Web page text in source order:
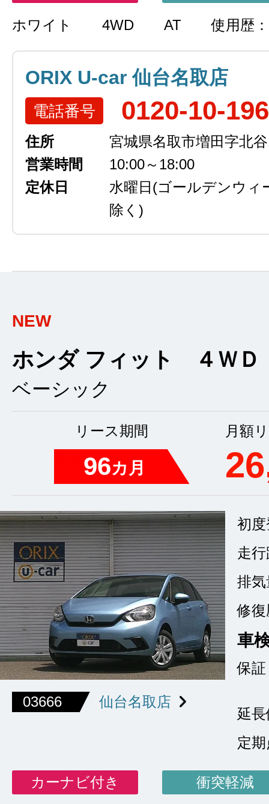
ホワイト 4WD AT 使用歴
ORIX U-car 仙台名取店
電話番号 0120-10-
住所
宮城県名取市増田字北
営業時間
10:00～18:00
定休日
水曜日 (ゴールデンウィ
除く)
NEW
ホンダ フィット ４ＷＤ
ベーシック
リース期間
96カ月
月額
03666 仙台名取店
初
走
排気
修復
車
保証
延
定
カーナビ付き 衝突軽減